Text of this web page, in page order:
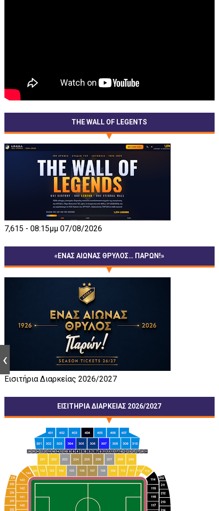
THE WALL OF LEGENTS
7,615 - 08:15μμ 07/08/2026
«ΕΝΑΣ ΑΙΩΝΑΣ ΘΡΥΛΟΣ… ΠΑΡΩΝ!»
Εισιτήρια Διαρκείας 2026/2027
ΕΙΣΙΤΗΡΙΑ ΔΙΑΡΚΕΙΑΣ 2026/2027